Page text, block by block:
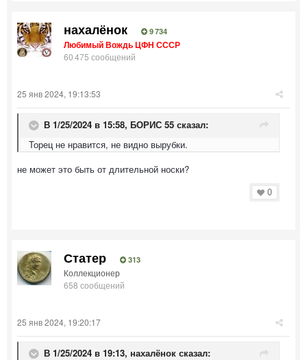
нахалёнок 9 734
Любимый Вождь ЦФН СССР
60 475 сообщений
25 янв 2024, 19:13:53
В 1/25/2024 в 15:58, БОРИС 55 сказал:
Торец не нравится, не видно вырубки.
не может это быть от длительной носки?
0
Статер 313
Коллекционер
658 сообщений
25 янв 2024, 19:20:17
В 1/25/2024 в 19:13, нахалёнок сказал: